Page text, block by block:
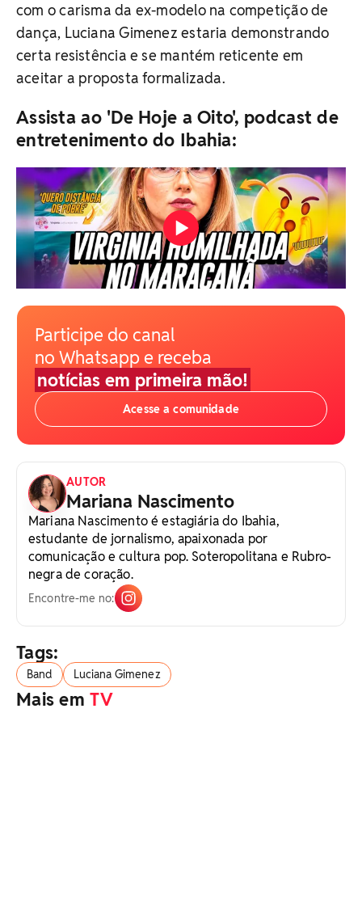
com o carisma da ex-modelo na competição de
dança, Luciana Gimenez estaria demonstrando
certa resistência e se mantém reticente em
aceitar a proposta formalizada.
Assista ao 'De Hoje a Oito', podcast de
entretenimento do Ibahia:
Participe do canal
no Whatsapp e receba
notícias em primeira mão!
Acesse a comunidade
AUTOR
Mariana Nascimento
Mariana Nascimento é estagiária do Ibahia,
estudante de jornalismo, apaixonada por
comunicação e cultura pop. Soteropolitana e Rubro-
negra de coração.
Encontre-me no:
Tags:
Band Luciana Gimenez
Mais emTV